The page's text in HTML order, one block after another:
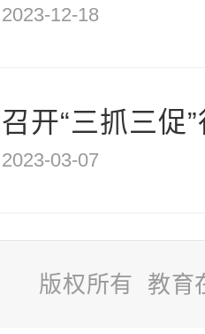
2023-12-18
开“三抓三促
2023-03-07
版权所有 教育